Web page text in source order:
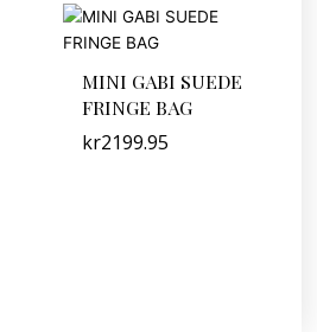
MINI GABI SUEDE
FRINGE BAG
kr2199.95